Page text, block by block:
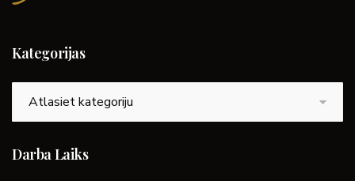
Kategorijas
Darba Laiks